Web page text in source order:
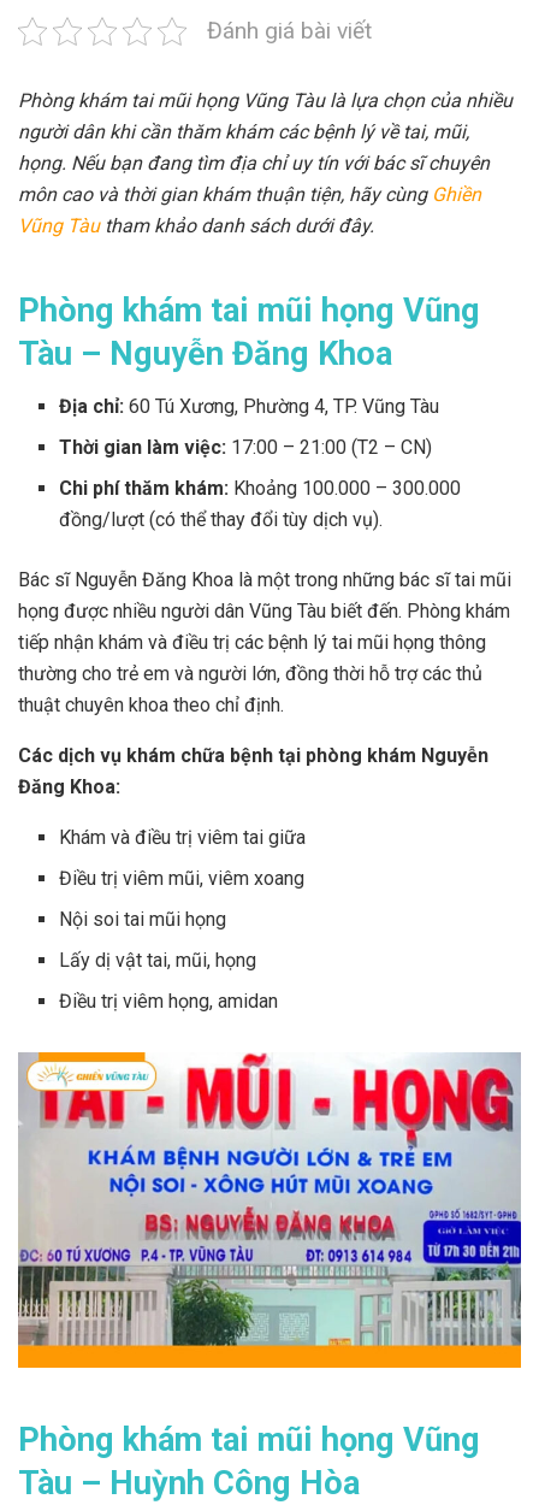
Đánh giá bài viết
Phòng khám tai mũi họng Vũng Tàulà lựa chọn của nhiều
người dân khi cần thăm khám các bệnh lý về tai, mũi,
họng. Nếu bạn đang tìm địa chỉ uy tín với bác sĩ chuyên
môn cao và thời gian khám thuận tiện, hãy cùng Ghiền
Vũng Tàutham khảo danh sách dưới đây.
Phòng khám tai mũi họng Vũng
Tàu – Nguyễn Đăng Khoa
Địa chỉ: 60 Tú Xương, Phường 4, TP. Vũng Tàu
Thời gian làm việc: 17:00 – 21:00 (T2 – CN)
Chi phí thăm khám: Khoảng 100.000 – 300.000
đồng/lượt (có thể thay đổi tùy dịch vụ).
Bác sĩ Nguyễn Đăng Khoa là một trong những bác sĩ tai mũi
họng được nhiều người dân Vũng Tàu biết đến. Phòng khám
tiếp nhận khám và điều trị các bệnh lý tai mũi họng thông
thường cho trẻ em và người lớn, đồng thời hỗ trợ các thủ
thuật chuyên khoa theo chỉ định.
Các dịch vụ khám chữa bệnh tại phòng khám Nguyễn
Đăng Khoa:
Khám và điều trị viêm tai giữa
Điều trị viêm mũi, viêm xoang
Nội soi tai mũi họng
Lấy dị vật tai, mũi, họng
Điều trị viêm họng, amidan
Phòng khám tai mũi họng Vũng
Tàu – Huỳnh Công Hòa